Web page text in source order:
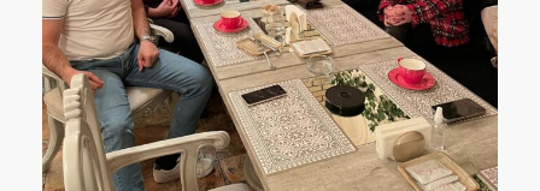
Мар 18